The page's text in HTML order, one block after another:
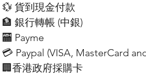
💱 貨到現金付款
🏦 銀行轉帳 (​中銀)
🏧 Payme
💳 Paypal (VISA​, MasterCard
🏢香港政府採購卡